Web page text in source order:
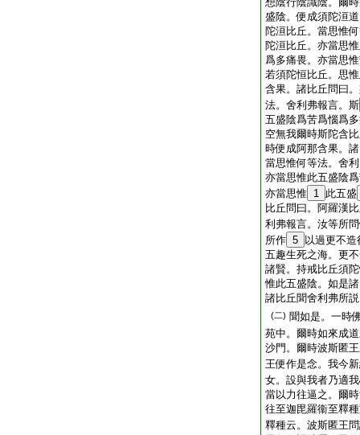
盛陰。便成須陀洹
陀洹比丘。當思惟
陀洹比丘。亦當思
爲多痛畏。亦當思
若須陀恒比丘。思
含果。諸比丘問曰
法。舍利弗報言。斯
五盛陰爲苦爲惱爲
空無我爾時斯陀含
時便成阿那含果。
當思惟何等法。舍
亦當思惟此五盛陰
亦當思惟 1 此五盛
比丘問曰。阿羅漢
利弗報言。汝等所
所作 5
以過更不
五趣生死之海。更
諸賢。持戒比丘須
惟此五盛陰。如是
諸比丘聞舍利弗所
(二) 聞如是。一時
苑中。爾時如來成
沙門。爾時波斯匿
王便作是念。我今
女。設與我者乃適
當以力往逼之。爾
往至迦毘羅衞至釋
釋種云。波斯匿王